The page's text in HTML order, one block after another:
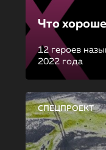
Что
12 героев
2022 года
СПЕЦПРОЕКТ